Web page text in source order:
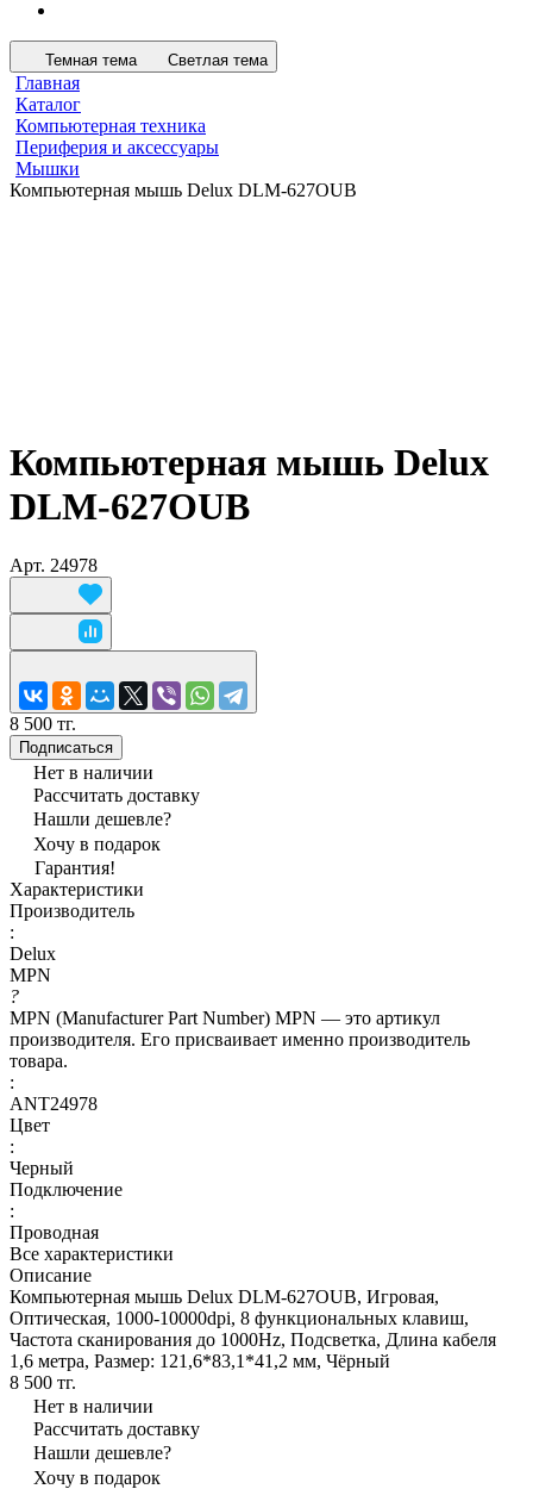
Темная тема Светлая тема
Главная
Каталог
Компьютерная техника
Периферия и аксессуары
Мышки
Компьютерная мышь Delux DLM-627OUB
Компьютерная мышь Delux
DLM-627OUB
Арт. 24978
8 500 тг.
Подписаться
Нет в наличии
Рассчитать доставку
Нашли дешевле?
Хочу в подарок
Гарантия!
Характеристики
Производитель
:
Delux
MPN
?
MPN (Manufacturer Part Number) MPN — это артикул
производителя. Его присваивает именно производитель
товара.
:
ANT24978
Цвет
:
Черный
Подключение
:
Проводная
Все характеристики
Описание
Компьютерная мышь Delux DLM-627OUB, Игровая,
Оптическая, 1000-10000dpi, 8 функциональных клавиш,
Частота сканирования до 1000Hz, Подсветка, Длина кабеля
1,6 метра, Размер: 121,6*83,1*41,2 мм, Чёрный
8 500 тг.
Нет в наличии
Рассчитать доставку
Нашли дешевле?
Хочу в подарок